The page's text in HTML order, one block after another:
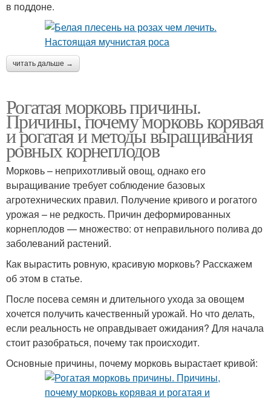
в поддоне.
читать дальше →
Рогатая морковь причины.
Причины, почему морковь корявая
и рогатая и методы выращивания
ровных корнеплодов
Морковь – неприхотливый овощ, однако его
выращивание требует соблюдение базовых
агротехнических правил. Получение кривого и рогатого
урожая – не редкость. Причин деформированных
корнеплодов — множество: от неправильного полива до
заболеваний растений.
Как вырастить ровную, красивую морковь? Расскажем
об этом в статье.
После посева семян и длительного ухода за овощем
хочется получить качественный урожай. Но что делать,
если реальность не оправдывает ожидания? Для начала
стоит разобраться, почему так происходит.
Основные причины, почему морковь вырастает кривой: